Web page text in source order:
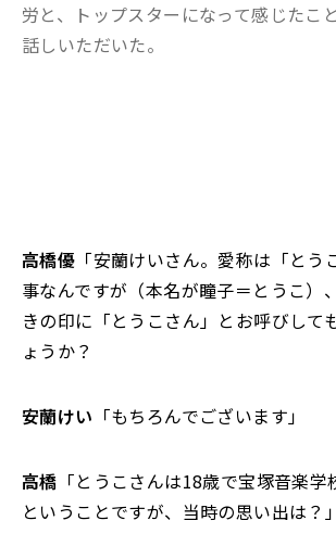
労と、トップスターになって感じたこ
話しいただいた。
高橋優 「安蘭けいさん。愛称は「とう
事なんですが（本名が瞳子＝とうこ）
きの印に「とうこさん」とお呼びして
ょうか？
安蘭けい 「もちろんでございます」
高橋 「とうこさんは18歳で宝塚音楽
ということですが、当時の思い出は？」